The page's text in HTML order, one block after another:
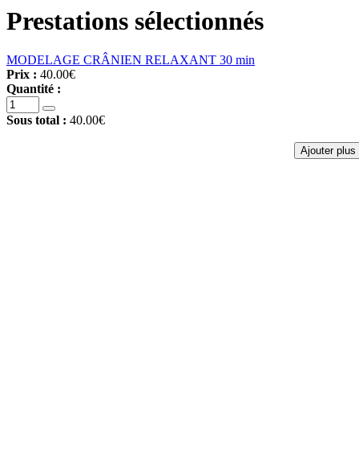
Prestations sélectionnés
MODELAGE CRÂNIEN RELAXANT 30 min
Prix : 40.00€
Quantité :
Sous total : 40.00€
Ajouter plus